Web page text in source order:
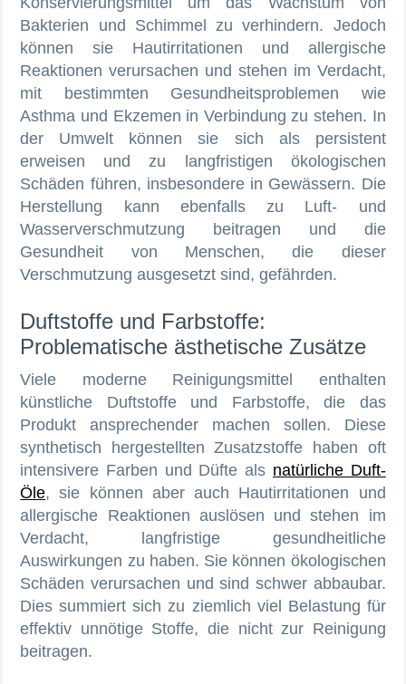
Bakterien und Schimmel zu verhindern. Jedoch
können sie Hautirritationen und allergische
Reaktionen verursachen und stehen im Verdacht,
mit bestimmten Gesundheitsproblemen wie
Asthma und Ekzemen in Verbindung zu stehen. In
der Umwelt können sie sich als persistent
erweisen und zu langfristigen ökologischen
Schäden führen, insbesondere in Gewässern. Die
Herstellung kann ebenfalls zu Luft- und
Wasserverschmutzung beitragen und die
Gesundheit von Menschen, die dieser
Verschmutzung ausgesetzt sind, gefährden.
Duftstoffe und Farbstoffe:
Problematische ästhetische Zusätze
Viele moderne Reinigungsmittel enthalten
künstliche Duftstoffe und Farbstoffe, die das
Produkt ansprechender machen sollen. Diese
synthetisch hergestellten Zusatzstoffe haben oft
intensivere Farben und Düfte als natürliche Duft-
Öle, sie können aber auch Hautirritationen und
allergische Reaktionen auslösen und stehen im
Verdacht, langfristige gesundheitliche
Auswirkungen zu haben. Sie können ökologischen
Schäden verursachen und sind schwer abbaubar.
Dies summiert sich zu ziemlich viel Belastung für
effektiv unnötige Stoffe, die nicht zur Reinigung
beitragen.